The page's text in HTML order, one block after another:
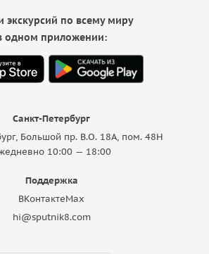
Санкт-Петербург
Большой пр. В.О. 18A, пом. 48Н
10:00 — 18:00
Поддержка
ВКонтактеMax
hi@sputnik8.com
экскурсий по всему миру
одном приложении: